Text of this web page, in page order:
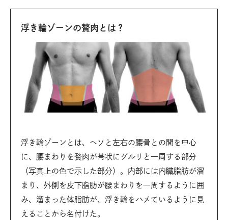
浮き輪ゾーンの贅肉とは？
浮き輪ゾーンとは、ヘソと左右の腰骨との間を中心
に、腰まわりを贅肉が帯状にグルリと一周する部分
（写真上の色で示した部分）。内部には内臓脂肪が溜
まり、外側を皮下脂肪が腰まわりを一周するように囲
み、溜まった体脂肪が、浮き輪をハメているように見
えることから名付けた。